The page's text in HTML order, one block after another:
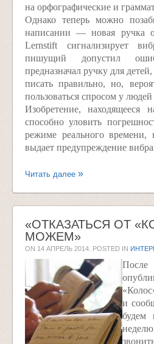
на орфографические и
Однако теперь можно
написании — новая ручка
Lernstift сигнализирует
пишущий допустил
предназначал ручку для
писать правильно, но,
пользоваться спросом у
Изобретение, находящееся
способно уловить
режиме реального
выдает предупреждение
Читать далее
«ОТКАЗАТЬСЯ ОТ
МОЖЕМ»
ON 14 АПРЕЛЬ 2014 . POSTED IN
и
будем